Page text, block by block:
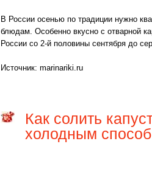
В России осенью по традиции нужно
блюдам. Особенно вкусно с отварной
России со 2-й половины сентября до
Источник: marinariki.ru
Как солить
холодным